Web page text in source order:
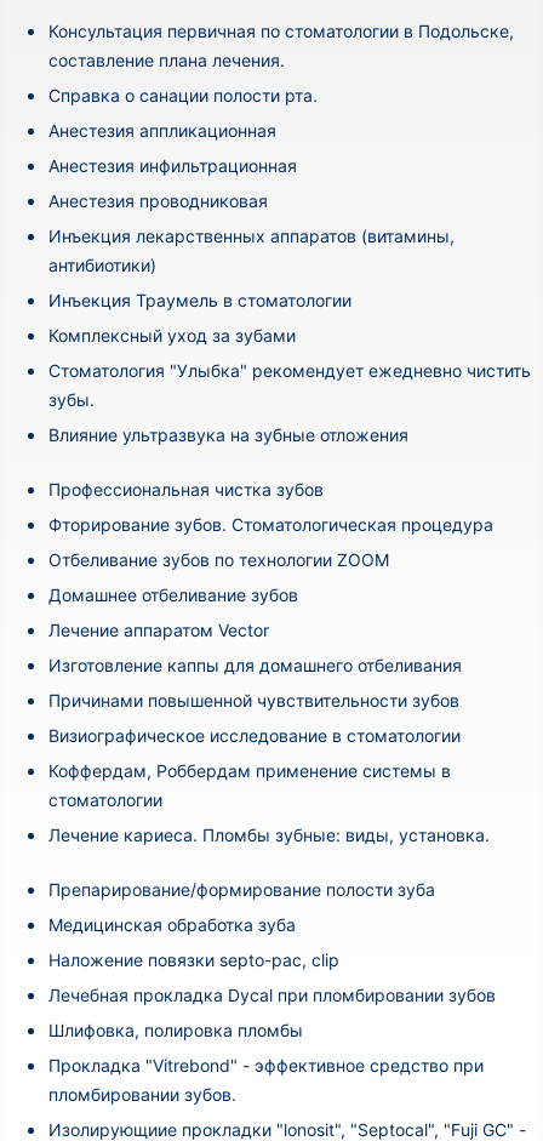
Консультация первичная по стоматологии в Подольске,
составление плана лечения.
Cправка о санации полости рта.
Анестезия аппликационная
Анестезия инфильтрационная
Анестезия проводниковая
Инъекция лекарственных аппаратов (витамины,
антибиотики)
Инъекция Траумель в стоматологии
Комплексный уход за зубами
Стоматология "Улыбка" рекомендует ежедневно чистить
зубы.
Влияние ультразвука на зубные отложения
Профессиональная чистка зубов
Фторирование зубов. Стоматологическая процедура
Отбеливание зубов по технологии ZOOM
Домашнее отбеливание зубов
Лечение аппаратом Vector
Изготовление каппы для домашнего отбеливания
Причинами повышенной чувствительности зубов
Визиографическое исследование в стоматологии
Коффердам, Роббердам применение системы в
стоматологии
Лечение кариеса. Пломбы зубные: виды, установка.
Препарирование/формирование полости зуба
Медицинская обработка зуба
Наложение повязки septo-pac, clip
Лечебная прокладка Dycal при пломбировании зубов
Шлифовка, полировка пломбы
Прокладка "Vitrebond" - эффективное средство при
пломбировании зубов.
Изолирующиие прокладки "lonosit", "Septocal", "Fuji GC" -